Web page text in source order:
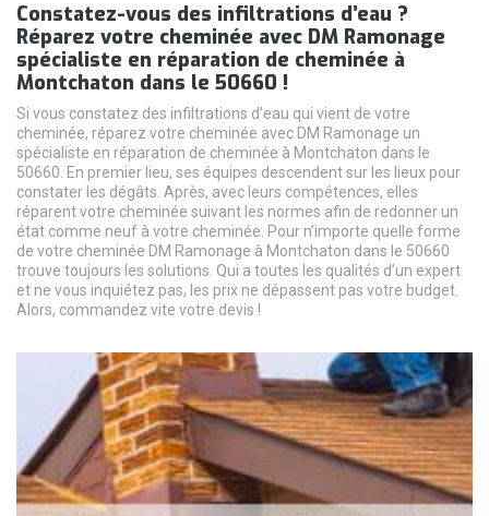
Constatez-vous des infiltrations d’eau ?
Réparez votre cheminée avec DM Ramonage
spécialiste en réparation de cheminée à
Montchaton dans le 50660 !
Si vous constatez des infiltrations d’eau qui vient de votre
cheminée, réparez votre cheminée avec DM Ramonage un
spécialiste en réparation de cheminée à Montchaton dans le
50660. En premier lieu, ses équipes descendent sur les lieux pour
constater les dégâts. Après, avec leurs compétences, elles
réparent votre cheminée suivant les normes afin de redonner un
état comme neuf à votre cheminée. Pour n’importe quelle forme
de votre cheminée DM Ramonage à Montchaton dans le 50660
trouve toujours les solutions. Qui a toutes les qualités d’un expert
et ne vous inquiétez pas, les prix ne dépassent pas votre budget.
Alors, commandez vite votre devis !